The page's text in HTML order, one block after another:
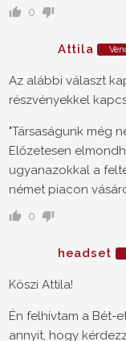
0
Attila
Az alábbi választ
részvényekkel
"Társaságunk még
Előzetesen
ugyanazokkal a
német piacon
0
headset
Köszi Attila!
Én felhívtam a Bét-
annyit, hogy